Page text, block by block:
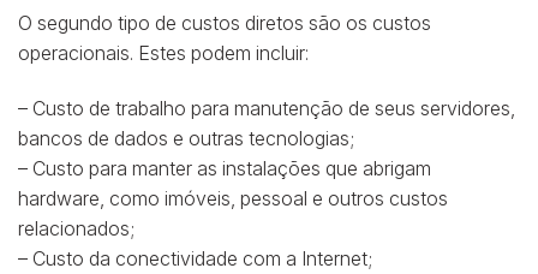
O segundo tipo de custos diretos são os custos
operacionais. Estes podem incluir:
– Custo de trabalho para manutenção de seus servidores,
bancos de dados e outras tecnologias;
– Custo para manter as instalações que abrigam
hardware, como imóveis, pessoal e outros custos
relacionados;
– Custo da conectividade com a Internet;